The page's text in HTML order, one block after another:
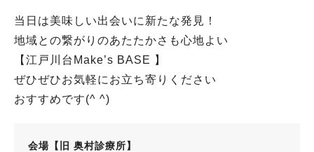
当日は美味しい出会いに新たな発見！
地域との繋がりのあたたかさも心地よい
【江戸川台Make’s BASE 】
ぜひぜひお気軽にお立ち寄りください
おすすめです(^ ^)
会場【旧 奥村診療所】